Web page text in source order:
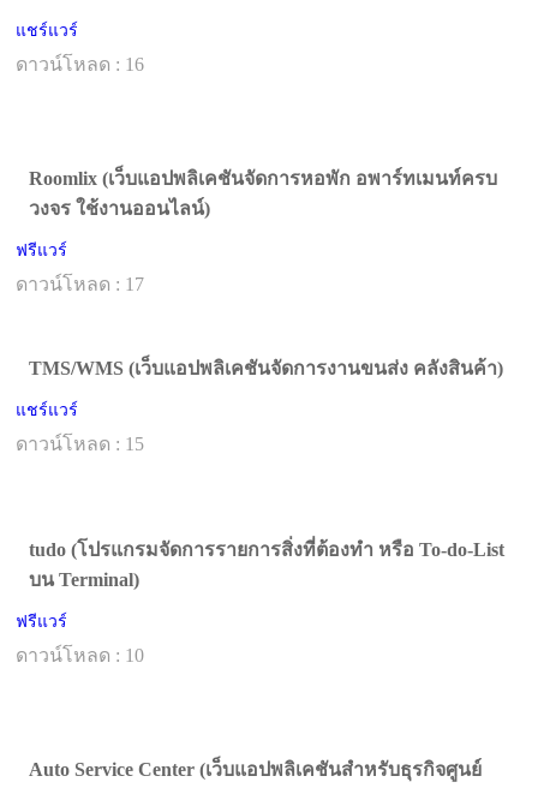
แชร์แวร์
ดาวน์โหลด : 16
Roomlix (เว็บแอปพลิเคชันจัดการหอพัก อพาร์ทเมนท์ครบ
วงจร ใช้งานออนไลน์)
ฟรีแวร์
ดาวน์โหลด : 17
TMS/WMS (เว็บแอปพลิเคชันจัดการงานขนส่ง คลังสินค้า)
แชร์แวร์
ดาวน์โหลด : 15
tudo (โปรแกรมจัดการรายการสิ่งที่ต้องทำ หรือ To-do-List
บน Terminal)
ฟรีแวร์
ดาวน์โหลด : 10
Auto Service Center (เว็บแอปพลิเคชันสำหรับธุรกิจศูนย์